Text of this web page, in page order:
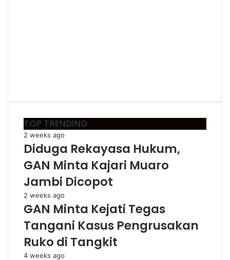
TOP TRENDING
2 weeks ago
Diduga Rekayasa Hukum,
GAN Minta Kajari Muaro
Jambi Dicopot
2 weeks ago
GAN Minta Kejati Tegas
Tangani Kasus Pengrusakan
Ruko di Tangkit
4 weeks ago